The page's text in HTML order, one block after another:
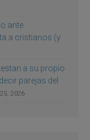
ante
a cristianos (y
a su propio
parejas del
2026